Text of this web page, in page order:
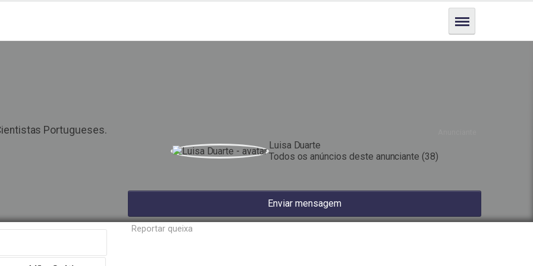
portugueses
Portugueses.
Luisa Duarte
Todos os anúncios deste anunciante(38)
Enviar mensagem
Reportar queixa